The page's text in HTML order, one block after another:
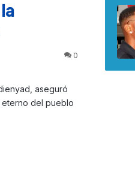
0
aseguró
del pueblo